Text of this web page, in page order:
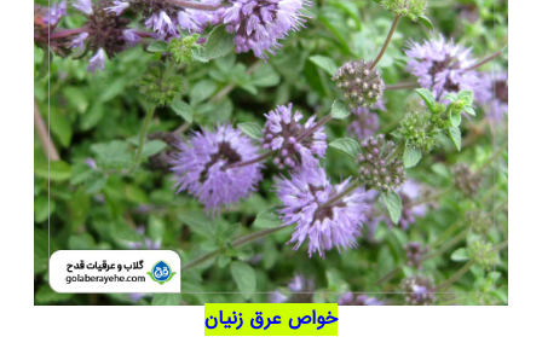
خواص عرق زنیان